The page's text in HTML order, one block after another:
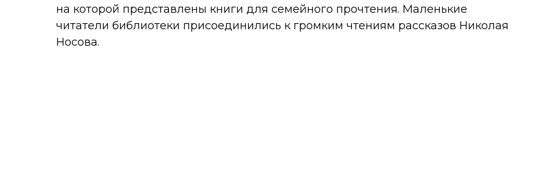
на которой представлены книги для семейного прочтения. Маленькие
читатели библиотеки присоединились к громким чтениям рассказов Николая
Носова.